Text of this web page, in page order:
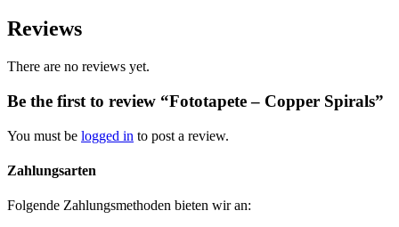
Reviews
There are no reviews yet.
Be the first to review “Fototapete – Copper Spirals”
You must be logged in to post a review.
Zahlungsarten
Folgende Zahlungsmethoden bieten wir an: